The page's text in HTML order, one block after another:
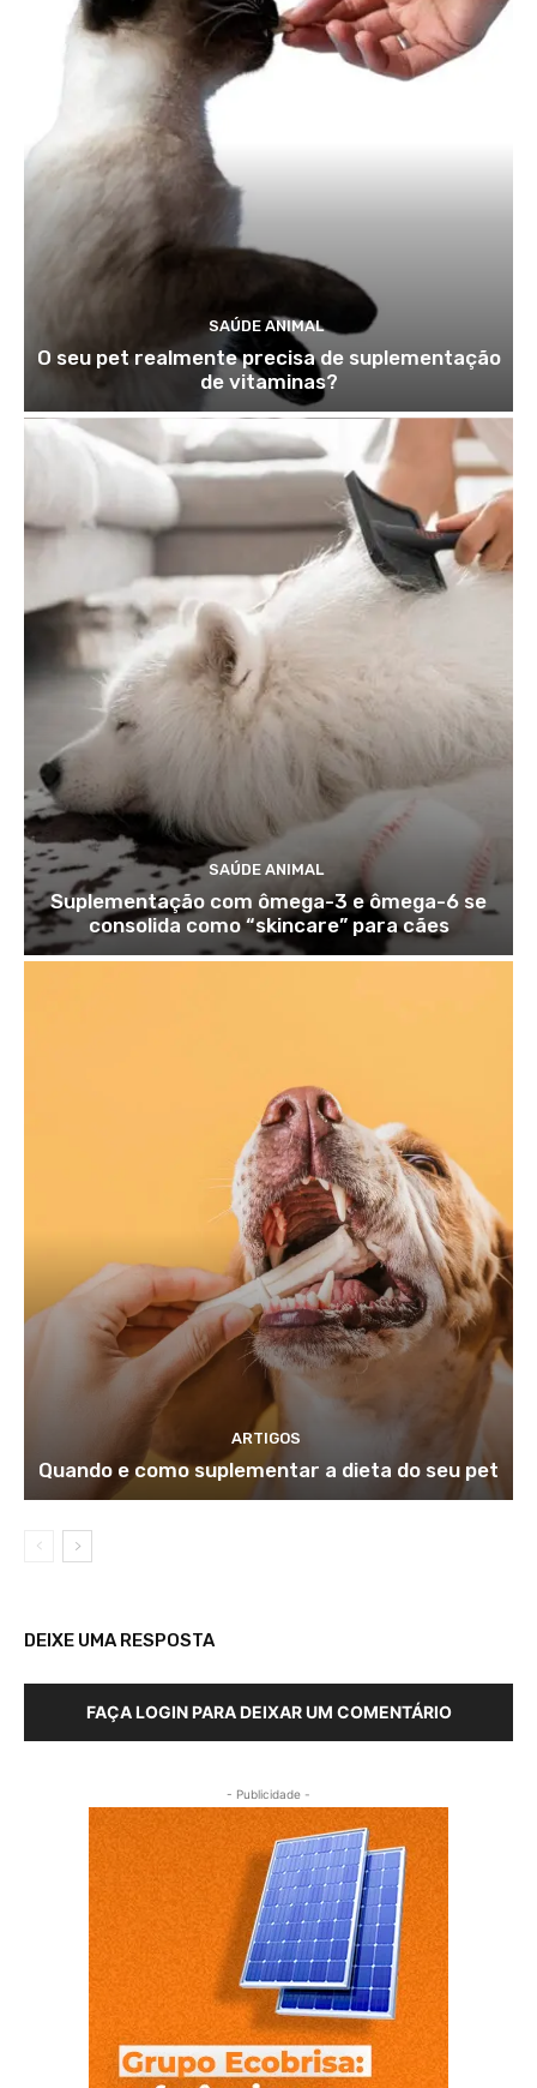
SAÚDE ANIMAL
O seu pet realmente precisa de suplementação
de vitaminas?
SAÚDE ANIMAL
Suplementação com ômega-3 e ômega-6 se
consolida como “skincare” para cães
ARTIGOS
Quando e como suplementar a dieta do seu pet
DEIXE UMA RESPOSTA
FAÇA LOGIN PARA DEIXAR UM COMENTÁRIO
- Publicidade -